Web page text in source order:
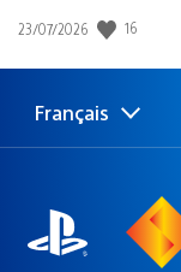
Date
publication
23/07/2026 16
Choisir
Région
Français